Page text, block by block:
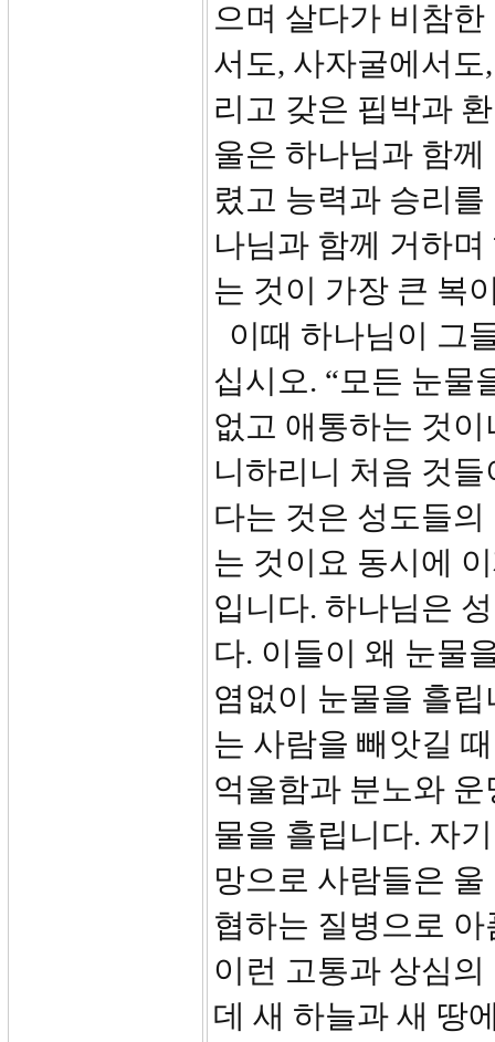
으며 살다가 비참
서도, 사자굴에서
리고 갖은 핍박과
울은 하나님과 함
렸고 능력과 승리
나님과 함께 거하
는 것이 가장 큰 복
이때 하나님이 그
십시오. “모든 눈물
없고 애통하는 것
니하리니 처음 것
다는 것은 성도들
는 것이요 동시에
입니다. 하나님은
다. 이들이 왜 눈물
염없이 눈물을 흘
는 사람을 빼앗길
억울함과 분노와
물을 흘립니다. 자
망으로 사람들은
협하는 질병으로
이런 고통과 상심
데 새 하늘과 새 땅